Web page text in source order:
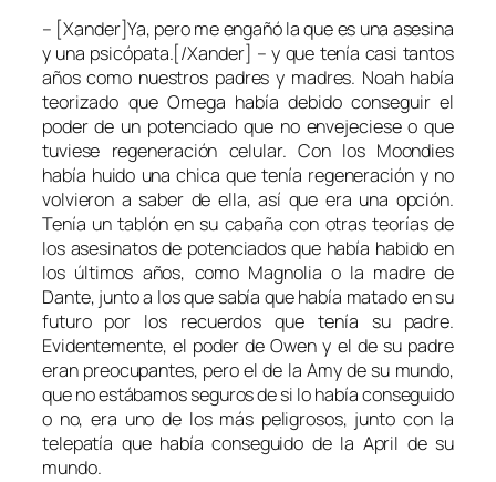
– [Xander]Ya, pero me engañó la que es una asesina
y una psicópata.[/Xander] – y que tenía casi tantos
años como nuestros padres y madres. Noah había
teorizado que Omega había debido conseguir el
poder de un potenciado que no envejeciese o que
tuviese regeneración celular. Con los Moondies
había huido una chica que tenía regeneración y no
volvieron a saber de ella, así que era una opción.
Tenía un tablón en su cabaña con otras teorías de
los asesinatos de potenciados que había habido en
los últimos años, como Magnolia o la madre de
Dante, junto a los que sabía que había matado en su
futuro por los recuerdos que tenía su padre.
Evidentemente, el poder de Owen y el de su padre
eran preocupantes, pero el de la Amy de su mundo,
que no estábamos seguros de si lo había conseguido
o no, era uno de los más peligrosos, junto con la
telepatía que había conseguido de la April de su
mundo.